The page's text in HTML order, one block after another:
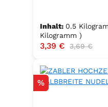
Inhalt: 0.5
Kilogramm )
Verkaufspreis:
3,39 € Regulärer
3,69 €
Rabatt
%